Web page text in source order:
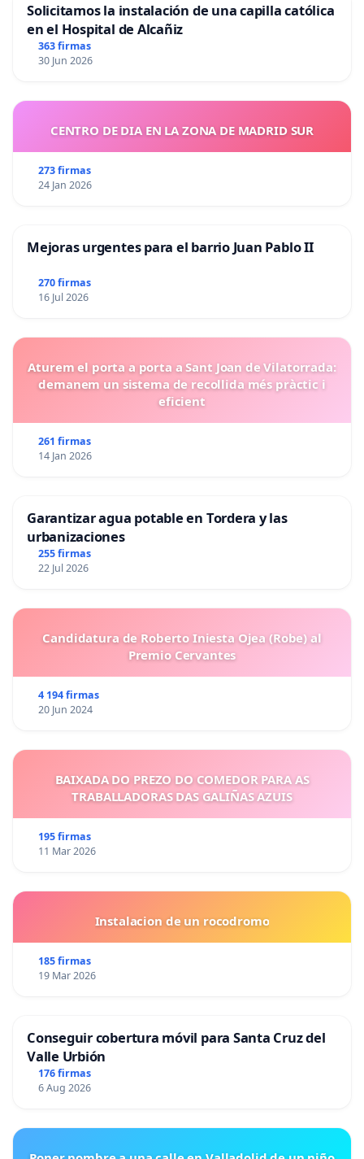
Solicitamos la instalación de una capilla católica
en el Hospital de Alcañiz
363 firmas
30 Jun 2026
CENTRO DE DIA EN LA ZONA DE MADRID SUR
273 firmas
24 Jan 2026
Mejoras urgentes para el barrio Juan Pablo II
270 firmas
16 Jul 2026
Aturem el porta a porta a Sant Joan de Vilatorrada:
demanem un sistema de recollida més pràctic i
eficient
261 firmas
14 Jan 2026
Garantizar agua potable en Tordera y las
urbanizaciones
255 firmas
22 Jul 2026
Candidatura de Roberto Iniesta Ojea (Robe) al
Premio Cervantes
4 194 firmas
20 Jun 2024
BAIXADA DO PREZO DO COMEDOR PARA AS
TRABALLADORAS DAS GALIÑAS AZUIS
195 firmas
11 Mar 2026
Instalacion de un rocodromo
185 firmas
19 Mar 2026
Conseguir cobertura móvil para Santa Cruz del
Valle Urbión
176 firmas
6 Aug 2026